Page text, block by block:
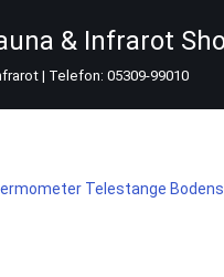
& Infrarot
| Telefon: 05309-99010
Telestange